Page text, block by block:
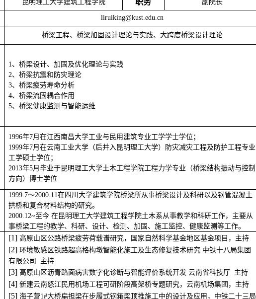
教授 博导/硕导 博导
昆明理工大学建筑工程学院 职务
liruiking@kust.edu.cn
1、 桥梁设计、加固及优化理论与实践
2、 桥梁抗震和防灾理论
3、 桥梁疲劳寿命分析
5、桥梁健康监测与智能运维
1996年7月在江西南昌大学
1999年7月在云南工业大学（后并入昆明理工大学）防灾减灾工程及防护工程专业
工学硕士学位；
2013年5月毕业于昆明理工大学土木工程学院工程力学专业（桥梁结构振动与控制
方向）博士学位
1999.7 ～2000.11在四川大学建筑学院桥梁所从事桥梁设计及科研以及钢管混凝土
拱桥和复合材料结构的研究。
2000.12~ 至今 在昆明理工大学建筑工程学院土木系从事教学和科研工作，主要从
事桥梁工程的教学、科研、设计、检测、加固、施工监控、健康监测等工作。
高原山区公路桥梁疲劳荷载谱研究，国家自然科学基金地区基金项目，主持
环境敏感区铁路超高格构墩智能化施工及生态修复技术研究 中铁十八局集团
有限公司 主持
高原山区沥青路面病害数字化诊断与智能评价系统开发 云南省科技厅 主持